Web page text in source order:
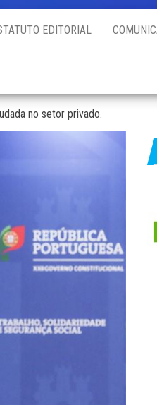
EDITORIAL
no setor privado.